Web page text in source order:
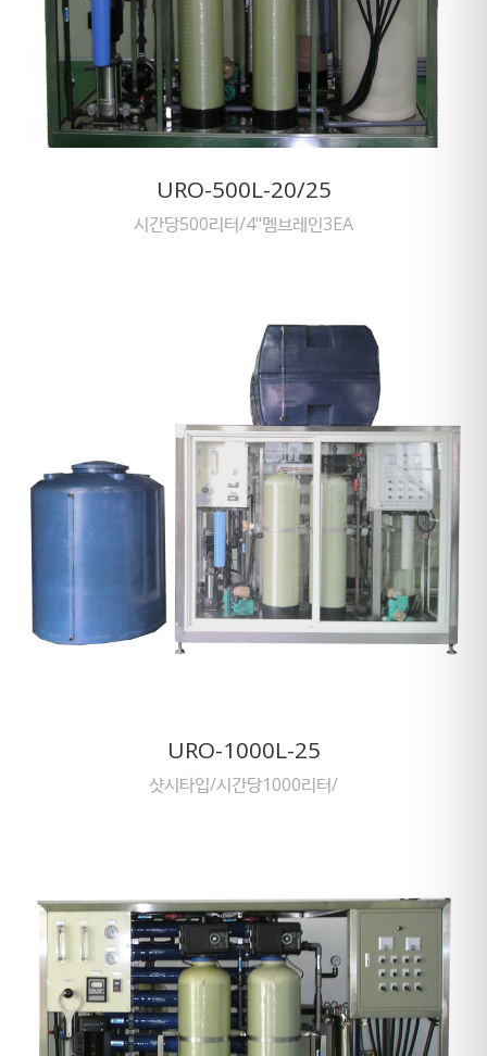
URO-500L-20/25
시간당500리터/4"멤브레인3EA
URO-1000L-25
샷시타입/시간당1000리터/